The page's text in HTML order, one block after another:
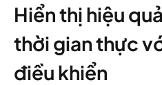
Hiển thị hiệu
thời gian thực
điều khiển